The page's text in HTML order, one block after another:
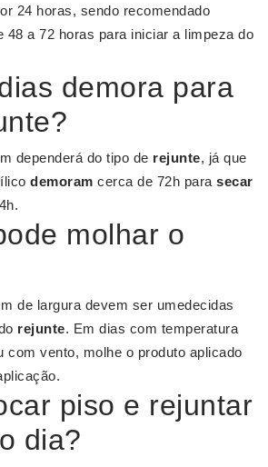
24 horas, sendo recomendado
48 a 72 horas para iniciar a limpeza do
demora para
dependerá do tipo de rejunte, já que
demoram cerca de 72h para secar
molhar o
de largura devem ser umedecidas
rejunte. Em dias com temperatura
com vento, molhe o produto aplicado
piso e rejuntar
dia?